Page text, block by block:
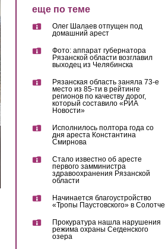
еще по теме
Олег Шалаев отпущен под
домашний арест
Фото: аппарат губернатора
Рязанской области возглавил
выходец из Челябинска
Рязанская область заняла 73-е
место из 85-ти в рейтинге
регионов по качеству дорог,
который составило «РИА
Новости»
Исполнилось полтора года со
дня ареста Константина
Смирнова
Стало известно об аресте
первого замминистра
здравоохранения Рязанской
области
Начинается благоустройство
«Тропы Паустовского» в Солотче
Прокуратура нашла нарушения
режима охраны Сегденского
озера